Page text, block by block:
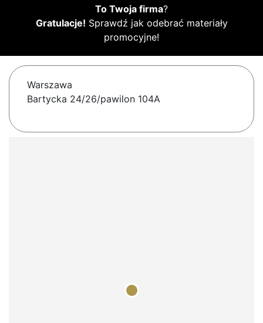
To Twoja firma?
Gratulacje! Sprawdź jak odebrać materiały
promocyjne!
Warszawa
Bartycka 24/26/pawilon 104A